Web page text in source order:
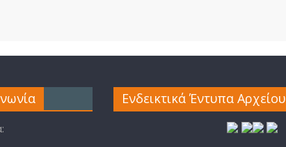
Ενδεικτικά Έντυπα Αρχείου